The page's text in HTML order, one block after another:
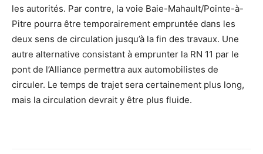
les autorités. Par contre, la voie Baie-Mahault/Pointe-à-
Pitre pourra être temporairement empruntée dans les
deux sens de circulation jusqu’à la fin des travaux. Une
autre alternative consistant à emprunter la RN 11 par le
pont de l’Alliance permettra aux automobilistes de
circuler. Le temps de trajet sera certainement plus long,
mais la circulation devrait y être plus fluide.